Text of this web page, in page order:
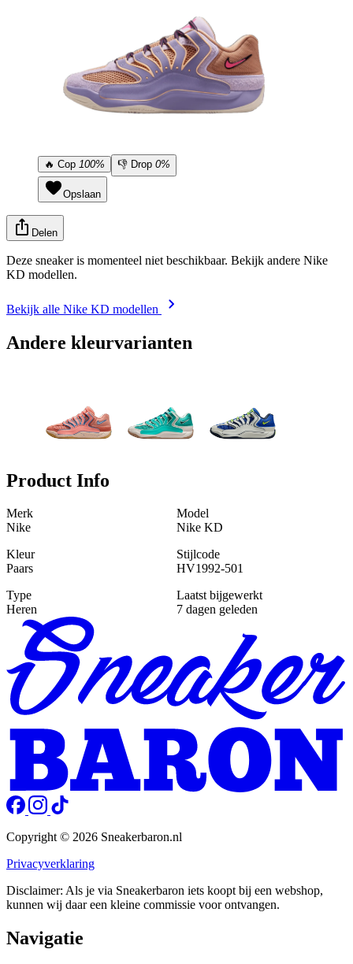
🔥 Cop 100% 👎 Drop 0%
Opslaan
Delen
Deze sneaker is momenteel niet beschikbaar. Bekijk andere Nike
KD modellen.
Bekijk alle Nike KD modellen
Andere kleurvarianten
Product Info
Merk
Nike
Model
Nike KD
Kleur
Paars
Stijlcode
HV1992-501
Type
Heren
Laatst bijgewerkt
7 dagen geleden
Copyright © 2026 Sneakerbaron.nl
Privacyverklaring
Disclaimer: Als je via Sneakerbaron iets koopt bij een webshop,
kunnen wij daar een kleine commissie voor ontvangen.
Navigatie